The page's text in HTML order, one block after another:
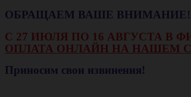
ОБРАЩАЕМ ВАШЕ
С 27 ИЮЛЯ ПО 16 АВГУСТА В
ОПЛАТА ОНЛАЙН НА НАШЕМ
Приносим свои извинения!